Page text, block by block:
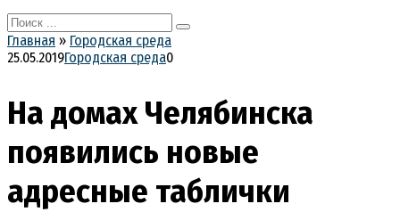
Search
for:
Главная » Городская среда
25.05.2019Городская среда0
На домах Челябинска
появились новые
адресные таблички